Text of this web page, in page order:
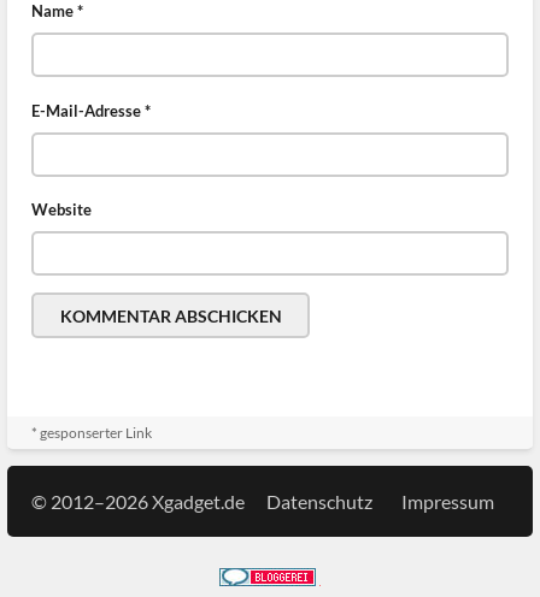
Name*
E-Mail-Adresse*
Website
* gesponserter Link
© 2012–2026 Xgadget.de Datenschutz Impressum